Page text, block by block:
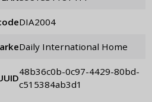
DIA2004
Daily International Home
48b36c0b-0c97-4429-80bd-
c515384ab3d1